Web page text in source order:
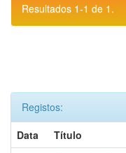
Resultados 1-1 de 1.
Registos:
Data
Título